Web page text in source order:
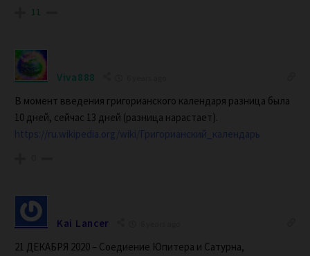
11
Viva888
В момент введения григорианского календаря разница была
10 дней, сейчас 13 дней (разница нарастает).
https://ru.wikipedia.org/wiki/Григорианский_календарь
Kai Lancer
21 ДЕКАБРЯ 2020 – Соедиение Юпитера и Сатурна,